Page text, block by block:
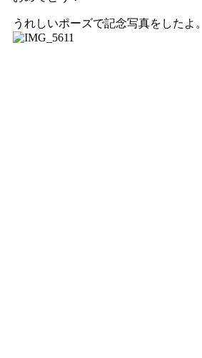
うれしいポーズで記念写真をしたよ。